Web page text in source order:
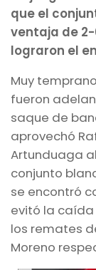
que el
ventaja de 2-
lograron el
Muy
fueron
saque de
aprovechó
Artunduaga
conjunto
se encontró
evitó la caída
los remates
Moreno